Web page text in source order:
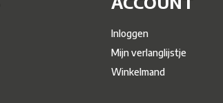
Inloggen
Mijn verlanglijstje
Winkelmand